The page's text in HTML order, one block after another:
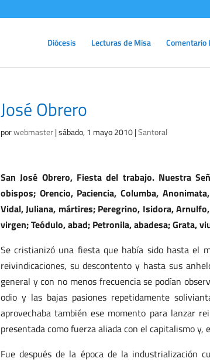
Diócesis Lecturas de Misa Comentario
José Obrero
porwebmaster|sábado, 1 mayo 2010|Santoral
San José Obrero, Fiesta del trabajo. Nuestra
obispos; Orencio, Paciencia, Columba,
Vidal, Juliana, mártires; Peregrino, Isidora,
virgen; Teódulo, abad; Petronila, abadesa; Grata,
Se cristianizó una fiesta que había sido hasta el
reivindicaciones, su descontento y hasta sus
general y con no menos frecuencia se podían
odio y las bajas pasiones repetidamente
aprovechaba también ese momento para lanzar
presentada como fuerza aliada con el capitalismo y,
Fue después de la época de la industrialización